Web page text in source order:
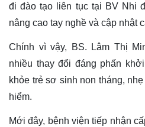
đi đào tạo liên tục tại BV Nhi
nâng cao tay nghề và cập nhật
Chính vì vậy, BS. Lâm Thị
nhiều thay đổi đáng phấn
khỏe trẻ sơ sinh non tháng, nhẹ
hiểm.
Mới đây, bệnh viện tiếp nhận